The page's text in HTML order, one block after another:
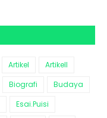
Artikel
Artikell
Biografi
Budaya
Esai.Puisi